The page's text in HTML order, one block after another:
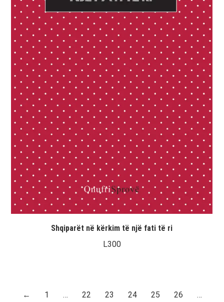
Shqiparët në kërkim të një fati të ri
L300
← 1 … 22 23 24 25 26 …